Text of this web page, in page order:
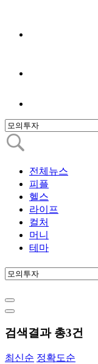
전체뉴스
피플
헬스
라이프
컬처
머니
테마
검색결과 총3건
최신순 정확도순